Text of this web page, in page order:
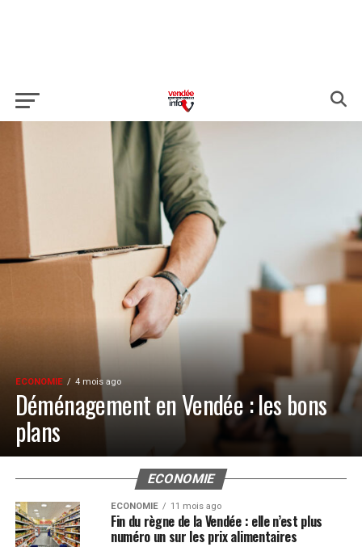
ECONOMIE 4 mois ago
Déménagement en Vendée : les bons
plans
ECONOMIE
ECONOMIE 11 mois ago
Fin du règne de la Vendée : elle n’est plus
numéro un sur les prix alimentaires